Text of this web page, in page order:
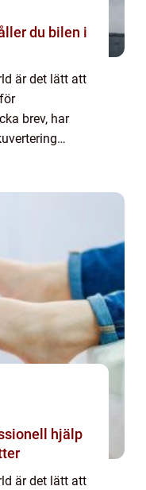
är det lätt att
brev, har
är det lätt att